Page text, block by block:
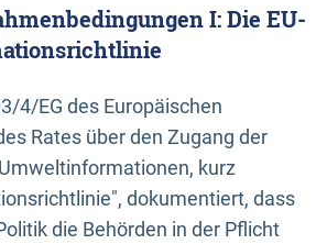
I: Die EU-
4/EG des Europäischen
Rates über den Zugang der
kurz
dokumentiert, dass
die Behörden in der Pflicht